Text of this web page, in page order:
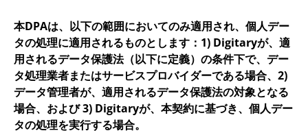
本DPAは、以下の範囲においてのみ適用され、個人デー
タの処理に適用されるものとします：1) Digitaryが、適
用されるデータ保護法（以下に定義）の条件下で、デー
タ処理業者またはサービスプロバイダーである場合、2)
データ管理者が、適用されるデータ保護法の対象となる
場合、および 3) Digitaryが、本契約に基づき、個人デー
タの処理を実行する場合。